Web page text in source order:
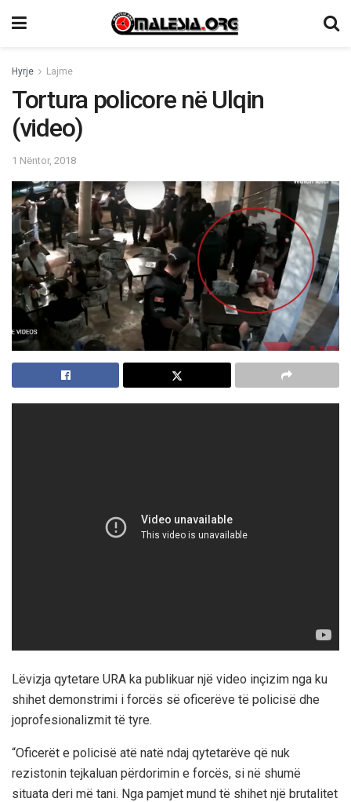
Hyrje Lajme
Tortura policore në Ulqin
(video)
1 Nëntor, 2018
Lëvizja qytetare URA ka publikuar një video inçizim nga ku
shihet demonstrimi i forcës së oficerëve të policisë dhe
joprofesionalizmit të tyre.
“Oficerët e policisë atë natë ndaj qytetarëve që nuk
rezistonin tejkaluan përdorimin e forcës, si në shumë
situata deri më tani. Nga pamjet mund të shihet një brutalitet